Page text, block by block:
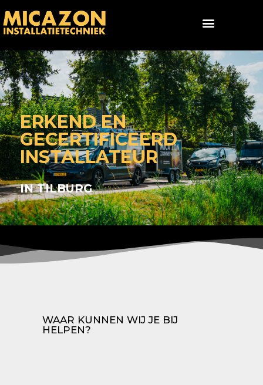
ERKEND EN
GECERTIFICEERD
INSTALLATEUR
IN TILBURG
WAAR KUNNEN WIJ JE BIJ
HELPEN?